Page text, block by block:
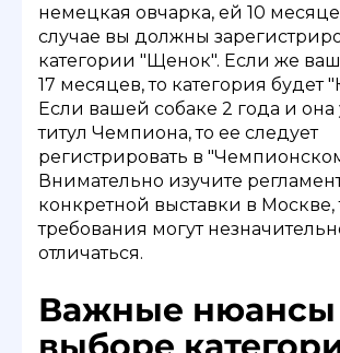
немецкая овчарка, ей 10
случае вы должны
категории "Щенок". Если же
17 месяцев, то категория будет
Если вашей собаке 2 года и
титул Чемпиона, то ее следует
регистрировать в
Внимательно изучите
конкретной выставки в Москве,
требования могут
отличаться.
Важные нюансы